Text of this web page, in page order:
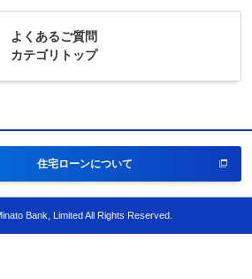
よくあるご質問
カテゴリトップ
住宅ローンについて
Bank, Limited All Rights Reserved.